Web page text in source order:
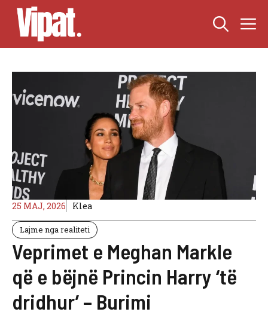
Skip
content
25 MAJ, 2026 Klea
Lajme nga realiteti
Veprimet e Meghan Markle
që e bëjnë Princin Harry ‘të
dridhur’ – Burimi